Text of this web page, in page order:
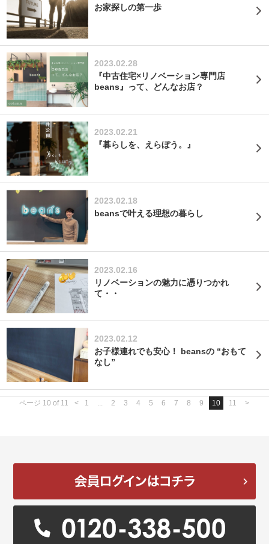
お家探しの第一歩
2023.02.28
『中古住宅×リノベーション専門店
beans』って、どんなお店？
2023.02.21
『暮らしを、えらぼう。』
2023.02.18
beansで叶える理想の暮らし
2023.02.16
リノベーションの魅力に憑りつかれ
て・・
2023.02.12
お子様連れでも安心！ beansの “おもて
なし”
ページ 10 of 11 < 1 2 3 4 5 6 7 8 9 10 11 >